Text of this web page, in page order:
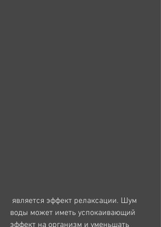
воды может иметь успокаивающий
эффект на организм и уменьшать